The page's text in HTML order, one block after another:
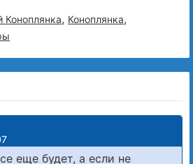
Коноплянка, Коноплянка,
еще будет, а если не